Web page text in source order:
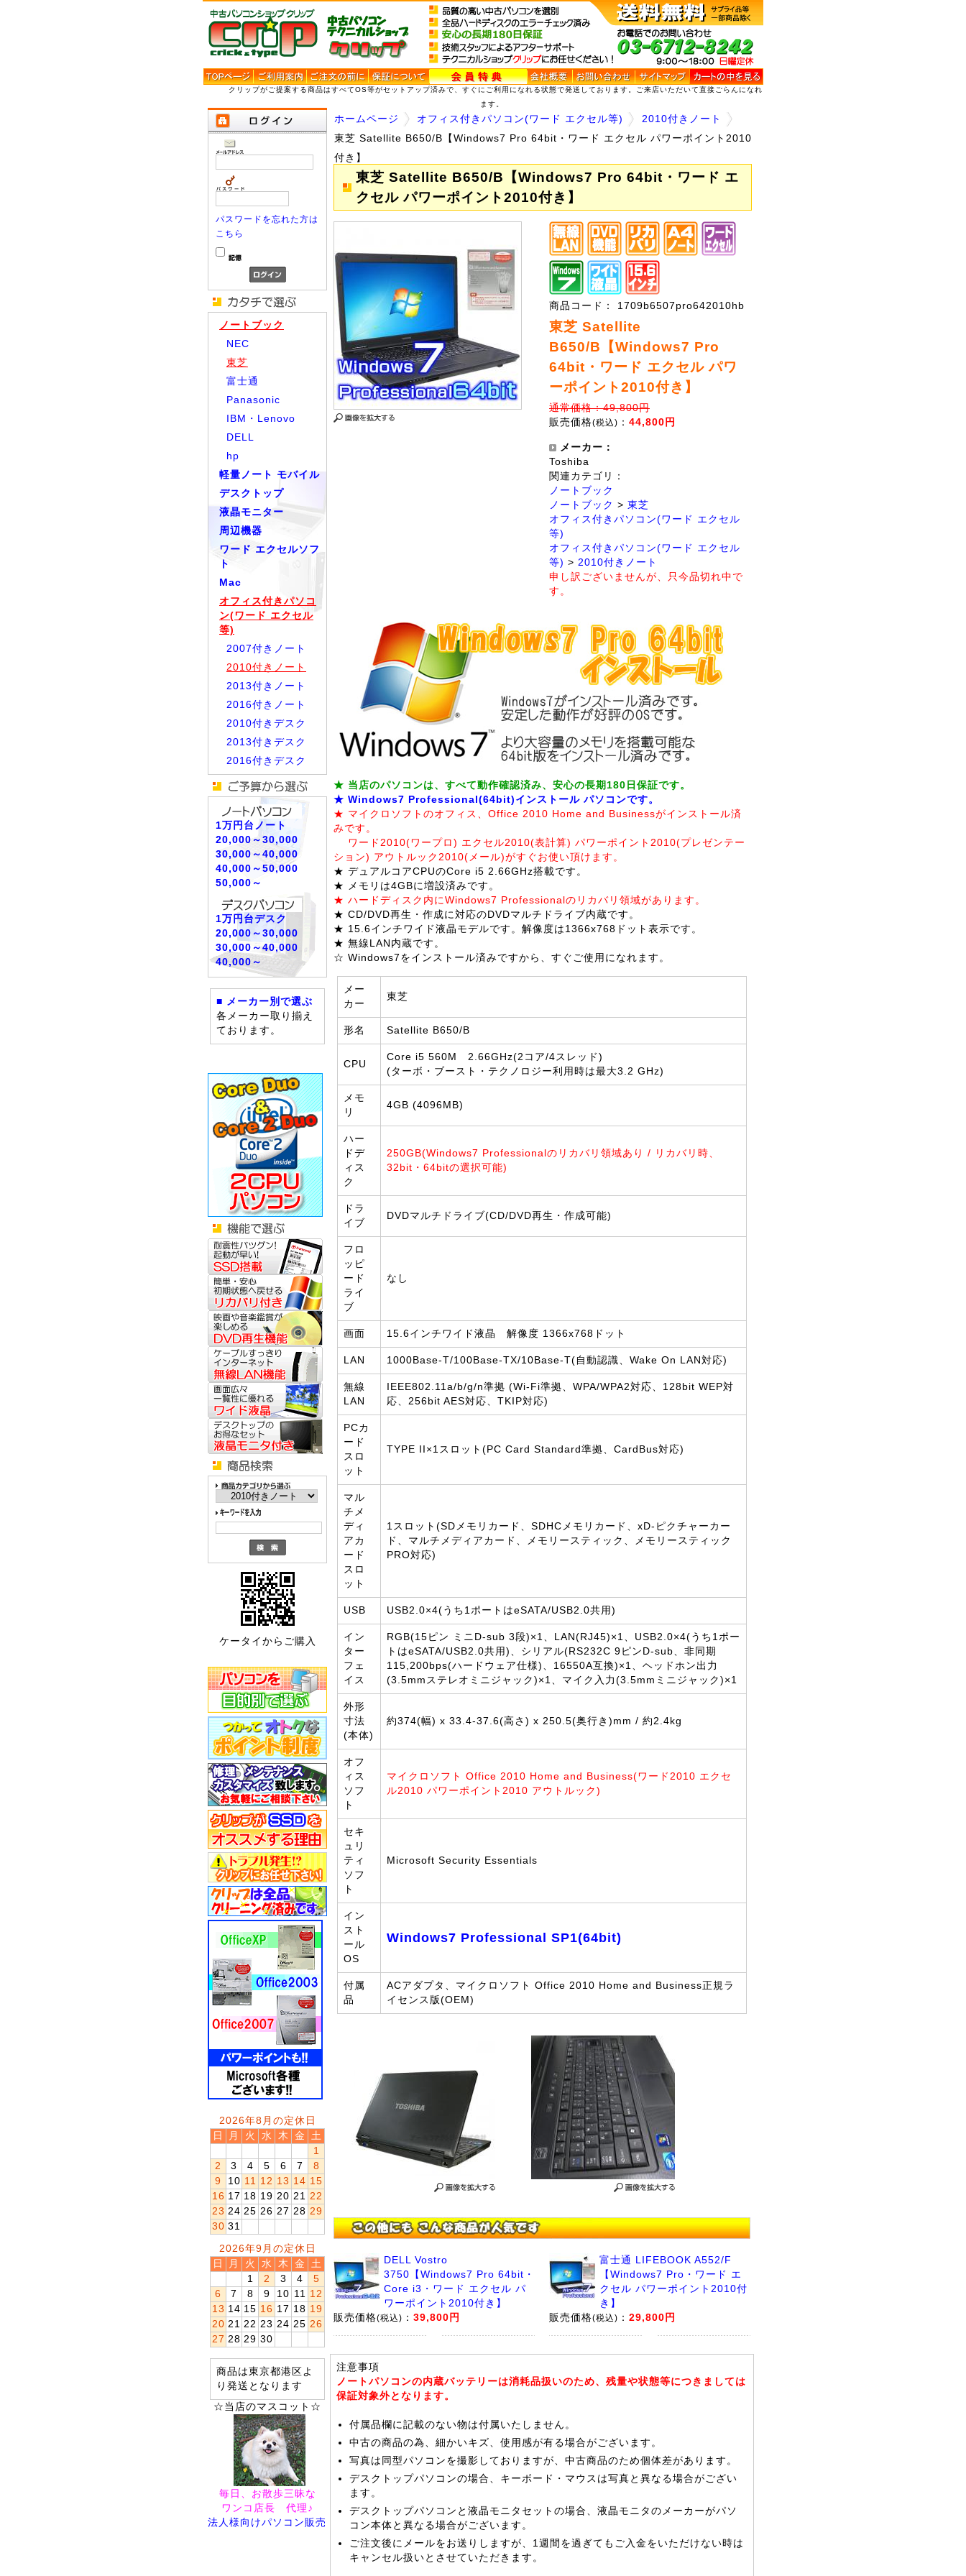
クリップがご提案する商品はすべてOS等がセットアップ済みで、すぐにご利用になれる状態で発送しております。ご来店いただいて直接ごらんになれ
ます。
パスワードを忘れた方は
こちら
ノートブック
NEC
東芝
富士通
Panasonic
IBM・Lenovo
DELL
hp
軽量ノート モバイル
デスクトップ
液晶モニター
周辺機器
ワード エクセルソフ
ト
Mac
オフィス付きパソコ
ン(ワード エクセル
等)
2007付きノート
2010付きノート
2013付きノート
2016付きノート
2010付きデスク
2013付きデスク
2016付きデスク
1万円台ノート
20,000～30,000
30,000～40,000
40,000～50,000
50,000～
1万円台デスク
20,000～30,000
30,000～40,000
40,000～
■ メーカー別で選ぶ
各メーカー取り揃え
ております。
ケータイからご購入
2026年8月の定休日
日
月 火 水 木 金
土
1
2
3 4 5 6 7
8
9
10 11 12 13 14 15
16 17 18 19 20 21 22
23 24 25 26 27 28 29
30 31
2026年9月の定休日
日
月 火 水 木 金
土
1
2 3 4
5
6
7 8 9 10 11 12
13 14 15 16 17 18 19
20 21 22 23 24 25 26
27 28 29 30
商品は東京都港区よ
り発送となります
☆当店のマスコット☆
毎日、お散歩三昧な
ワンコ店長 代理♪
法人様向けパソコン販売
ホームページ オフィス付きパソコン(ワード エクセル等)
2010付きノート
東芝 Satellite B650/B【Windows7 Pro 64bit・ワード エクセル パワーポイント2010
付き】
東芝 Satellite B650/B【Windows7 Pro 64bit・ワード エ
クセル パワーポイント2010付き】
商品コード： 1709b6507pro642010hb
東芝 Satellite
B650/B【Windows7 Pro
64bit・ワード エクセル パワ
ーポイント2010付き】
通常価格：49,800円
販売価格(税込) ： 44,800円
メーカー：
Toshiba
関連カテゴリ：
ノートブック
ノートブック > 東芝
オフィス付きパソコン(ワード エクセル
等)
オフィス付きパソコン(ワード エクセル
等) > 2010付きノート
申し訳ございませんが、只今品切れ中で
す。
★ 当店のパソコンは、すべて動作確認済み、安心の長期180日保証です。
★ Windows7 Professional(64bit)インストール パソコンです。
★ マイクロソフトのオフィス、Office 2010 Home and Businessがインストール済
みです。
ワード2010(ワープロ) エクセル2010(表計算) パワーポイント2010(プレゼンテー
ション) アウトルック2010(メール)がすぐお使い頂けます。
★ デュアルコアCPUのCore i5 2.66GHz搭載です。
★ メモリは4GBに増設済みです。
★ ハードディスク内にWindows7 Professionalのリカバリ領域があります。
★ CD/DVD再生・作成に対応のDVDマルチドライブ内蔵です。
★ 15.6インチワイド液晶モデルです。解像度は1366x768ドット表示です。
★ 無線LAN内蔵です。
☆ Windows7をインストール済みですから、すぐご使用になれます。
メー
カー
東芝
形名 Satellite B650/B
CPU
Core i5 560M 2.66GHz(2コア/4スレッド)
(ターボ・ブースト・テクノロジー利用時は最大3.2 GHz)
メモ
リ
4GB (4096MB)
ハー
ドデ
ィス
ク
250GB(Windows7 Professionalのリカバリ領域あり / リカバリ時、
32bit・64bitの選択可能)
ドラ
イブ
DVDマルチドライブ(CD/DVD再生・作成可能)
フロ
ッピ
ード
ライ
ブ
なし
画面 15.6インチワイド液晶 解像度 1366x768ドット
LAN 1000Base-T/100Base-TX/10Base-T(自動認識、Wake On LAN対応)
無線
LAN
IEEE802.11a/b/g/n準拠 (Wi-Fi準拠、WPA/WPA2対応、128bit WEP対
応、256bit AES対応、TKIP対応)
PCカ
ード
スロ
ット
TYPE II×1スロット(PC Card Standard準拠、CardBus対応)
マル
チメ
ディ
アカ
ード
スロ
ット
1スロット(SDメモリカード、SDHCメモリカード、xD-ピクチャーカー
ド、マルチメディアカード、メモリースティック、メモリースティック
PRO対応)
USB USB2.0×4(うち1ポートはeSATA/USB2.0共用)
イン
ター
フェ
イス
RGB(15ピン ミニD-sub 3段)×1、LAN(RJ45)×1、USB2.0×4(うち1ポー
トはeSATA/USB2.0共用)、シリアル(RS232C 9ピンD-sub、非同期
115,200bps(ハードウェア仕様)、16550A互換)×1、ヘッドホン出力
(3.5mmステレオミニジャック)×1、マイク入力(3.5mmミニジャック)×1
外形
寸法
(本体)
約374(幅) x 33.4-37.6(高さ) x 250.5(奥行き)mm / 約2.4kg
オフ
ィス
ソフ
ト
マイクロソフト Office 2010 Home and Business(ワード2010 エクセ
ル2010 パワーポイント2010 アウトルック)
セキ
ュリ
ティ
ソフ
ト
Microsoft Security Essentials
イン
スト
ール
OS
Windows7 Professional SP1(64bit)
付属
品
ACアダプタ、マイクロソフト Office 2010 Home and Business正規ラ
イセンス版(OEM)
DELL Vostro
3750【Windows7 Pro 64bit・
Core i3・ワード エクセル パ
ワーポイント2010付き】
販売価格(税込) ： 39,800円
富士通 LIFEBOOK A552/F
【Windows7 Pro・ワード エ
クセル パワーポイント2010付
き】
販売価格(税込) ： 29,800円
注意事項
ノートパソコンの内蔵バッテリーは消耗品扱いのため、残量や状態等につきましては
保証対象外となります。
付属品欄に記載のない物は付属いたしません。
中古の商品の為、細かいキズ、使用感が有る場合がございます。
写真は同型パソコンを撮影しておりますが、中古商品のため個体差があります。
デスクトップパソコンの場合、キーボード・マウスは写真と異なる場合がござい
ます。
デスクトップパソコンと液晶モニタセットの場合、液晶モニタのメーカーがパソ
コン本体と異なる場合がございます。
ご注文後にメールをお送りしますが、1週間を過ぎてもご入金をいただけない時は
キャンセル扱いとさせていただきます。